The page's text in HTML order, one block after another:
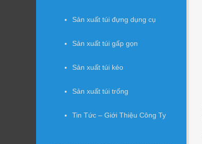
Sản xuất túi đựng dụng cụ
Sản xuất túi gấp gọn
Sản xuất túi kéo
Sản xuất túi trống
Tin Tức – Giới Thiệu Công Ty